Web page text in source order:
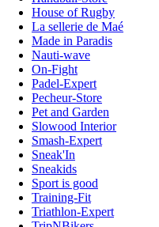
House of Rugby
La sellerie de Maé
Made in Paradis
Nauti-wave
On-Fight
Padel-Expert
Pecheur-Store
Pet and Garden
Slowood Interior
Smash-Expert
Sneak'In
Sneakids
Sport is good
Training-Fit
Triathlon-Expert